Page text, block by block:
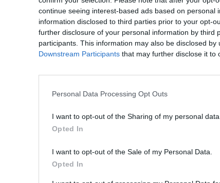
continue seeing interest-based ads based on personal
information disclosed to third parties prior to your opt-
further disclosure of your personal information by third
participants. This information may also be disclosed
Downstream Participants that may further disclose it to
Personal Data Processing Opt Outs
I want to opt-out of the Sharing of my personal data.
Opted In
I want to opt-out of the Sale of my Personal Data.
Opted In
și afilmat momentul exactîn care românul
scoțând portofelul și ascunzându-l rapid în